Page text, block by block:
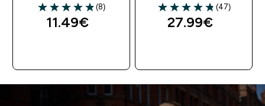
(8)
11.49€‎
(47)
27.99€‎